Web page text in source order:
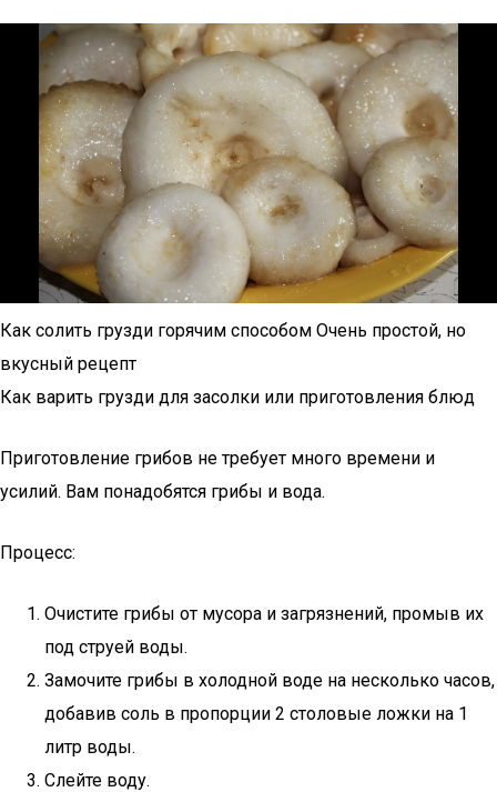
Как солить грузди горячим способом Очень простой, но
вкусный рецепт
Как варить грузди для засолки или приготовления блюд
Приготовление грибов не требует много времени и
усилий. Вам понадобятся грибы и вода.
Процесс:
Очистите грибы от мусора и загрязнений, промыв их
под струей воды.
Замочите грибы в холодной воде на несколько часов,
добавив соль в пропорции 2 столовые ложки на 1
литр воды.
Слейте воду.